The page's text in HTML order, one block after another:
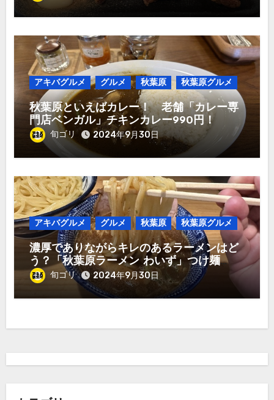
アキバグルメ グルメ 秋葉原 秋葉原グルメ
秋葉原といえばカレー！ 老舗「カレー専
門店ベンガル」チキンカレー990円！
旬ゴリ 2024年9月30日
アキバグルメ グルメ 秋葉原 秋葉原グルメ
濃厚でありながらキレのあるラーメンはど
う？「秋葉原ラーメン わいず」つけ麺
1,000円！
旬ゴリ 2024年9月30日